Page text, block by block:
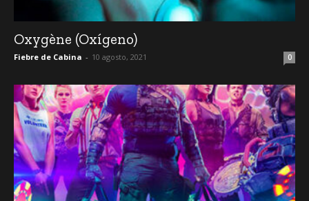
Oxygène (Oxígeno)
Fiebre de Cabina - 10 agosto, 2021 0